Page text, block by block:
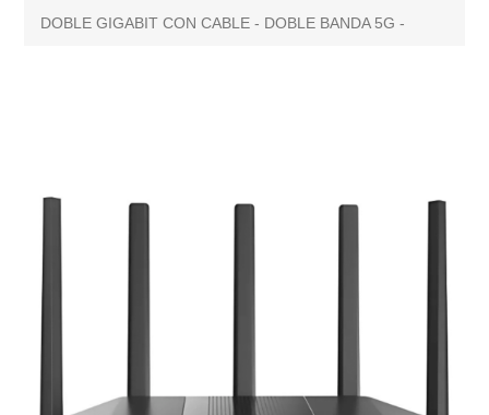
DOBLE GIGABIT CON CABLE - DOBLE BANDA 5G -